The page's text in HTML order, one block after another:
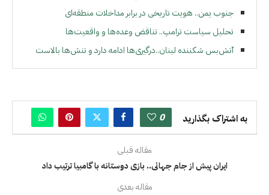
جنوب یمن.. هویت تاریخی در برابر مداخلات منطقه‌ای
تحلیل سیاست ترامپ.. تناقض وعده‌ها و واقعیت‌ها
آتش‌بس شکننده لبنان..درگیری‌ها ادامه دارد و تنش‌ها بالاست
به اشتراک بگذارید 0
مقاله قبلی
ایران پیش از جام جهانی.. بازی دوستانه با گامبیا ترتیب داد
مقاله بعدی